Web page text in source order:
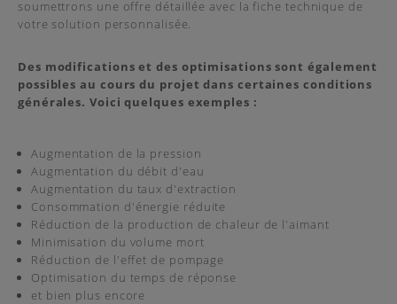
soumettrons une offre détaillée avec la fiche technique de
votre solution personnalisée.
Des modifications et des optimisations sont également
possibles au cours du projet dans certaines conditions
générales. Voici quelques exemples :
Augmentation de la pression
Augmentation du débit d'eau
Augmentation du taux d'extraction
Consommation d'énergie réduite
Réduction de la production de chaleur de l'aimant
Minimisation du volume mort
Réduction de l'effet de pompage
Optimisation du temps de réponse
et bien plus encore